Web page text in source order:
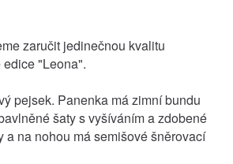
zaručit jedinečnou kvalitu
"Leona".
pejsek. Panenka má zimní bundu
šaty s vyšíváním a zdobené
a na nohou má semišové šněrovací